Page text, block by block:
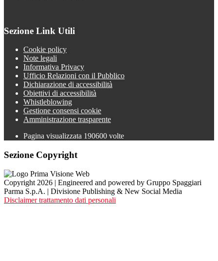
Sezione Link Utili
Cookie policy
Note legali
Informativa Privacy
Ufficio Relazioni con il Pubblico
Dichiarazione di accessibilità
Obiettivi di accessibilità
Whistleblowing
Gestione consensi cookie
Amministrazione trasparente
Pagina visualizzata 190600 volte
Sezione Copyright
Copyright 2026 | Engineered and powered by Gruppo Spaggiari
Parma S.p.A. | Divisione Publishing & New Social Media
Disclaimer trattamento dati personali